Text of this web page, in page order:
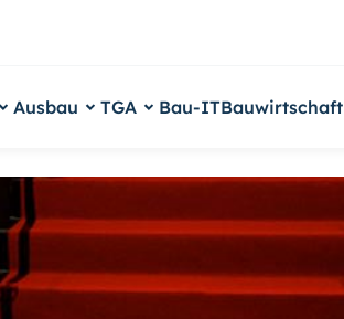
Ausbau TGA Bau-ITBauwirtschaft